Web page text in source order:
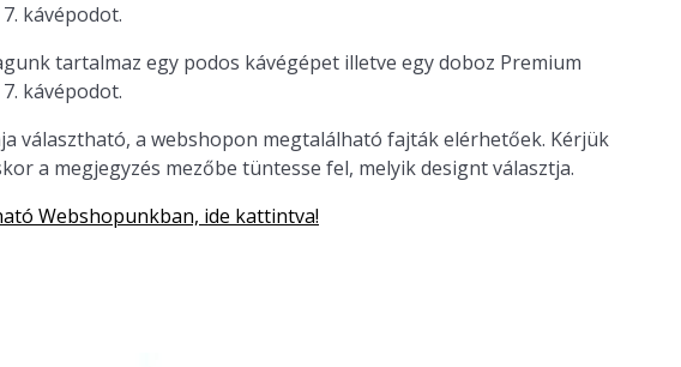
kávépodot.
tartalmaz egy podos kávégépet illetve egy doboz Premium
kávépodot.
választható, a webshopon megtalálható fajták elérhetőek. Kérjük
a megjegyzés mezőbe tüntesse fel, melyik designt választja.
Webshopunkban, ide kattintva!